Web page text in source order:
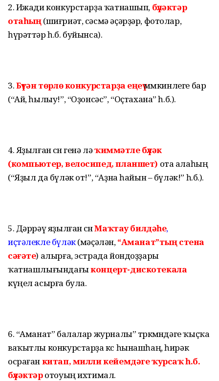
2. Ижади конкурстарҙа ҡатнашып, бүләктәр
отаһың(шиғриәт, сәсмә әҫәрҙәр, фотолар,
һүрәттәр һ.б. буйынса).
3.Бүтән төрлө конкурстарҙа еңеүмөмкинлеге бар
(“Ай, һылыу!”, “Оҙонсәс”, “Оҫтахана” һ.б.).
4. Яҙылған өсөн генә ләҡиммәтле бүләк
(компьютер, велосипед, планшет) ота алаһың
(“Яҙыл да бүләк от!”, “Аҙна һайын – бүләк!” һ.б.).
5. Дәррәү яҙылған өсөнМаҡтау билдәһе,
иҫтәлекле бүләк(мәҫәлән,“Аманат”тың стена
сәғәте) алырға, эстрада йондоҙҙары
ҡатнашлығындағыконцерт-дискотекала
күңел асырға була.
6. “Аманат” балалар журналы” төркөмөндәге ҡыҫҡа
ваҡытлы конкурстарҙа көс һынашһаң, һирәк
осрағанкитап, милли кейемдәге ҡурсаҡ һ.б.
бүләктәротоуың ихтимал.